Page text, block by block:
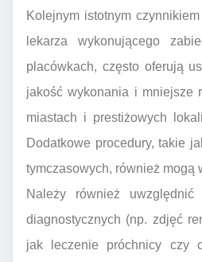
Kolejnym istotnym
lekarza wykonującego
placówkach, często oferują
jakość wykonania i mniejsze
miastach i prestiżowych
Dodatkowe procedury, takie
tymczasowych, również mogą
Należy również uwzględnić
diagnostycznych (np. zdjęć
jak leczenie próchnicy czy